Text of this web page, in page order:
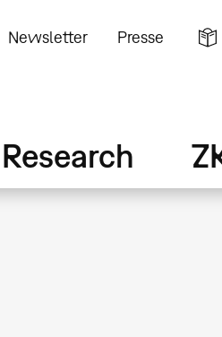
Newsletter Presse
Research